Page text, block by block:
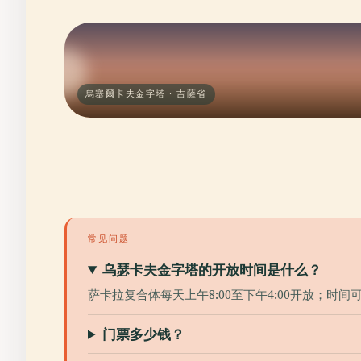
烏塞爾卡夫金字塔 · 吉薩省
常见问题
乌瑟卡夫金字塔的开放时间是什么？
萨卡拉复合体每天上午8:00至下午4:00开放；时间
门票多少钱？